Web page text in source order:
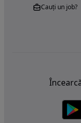
Cauți un job?